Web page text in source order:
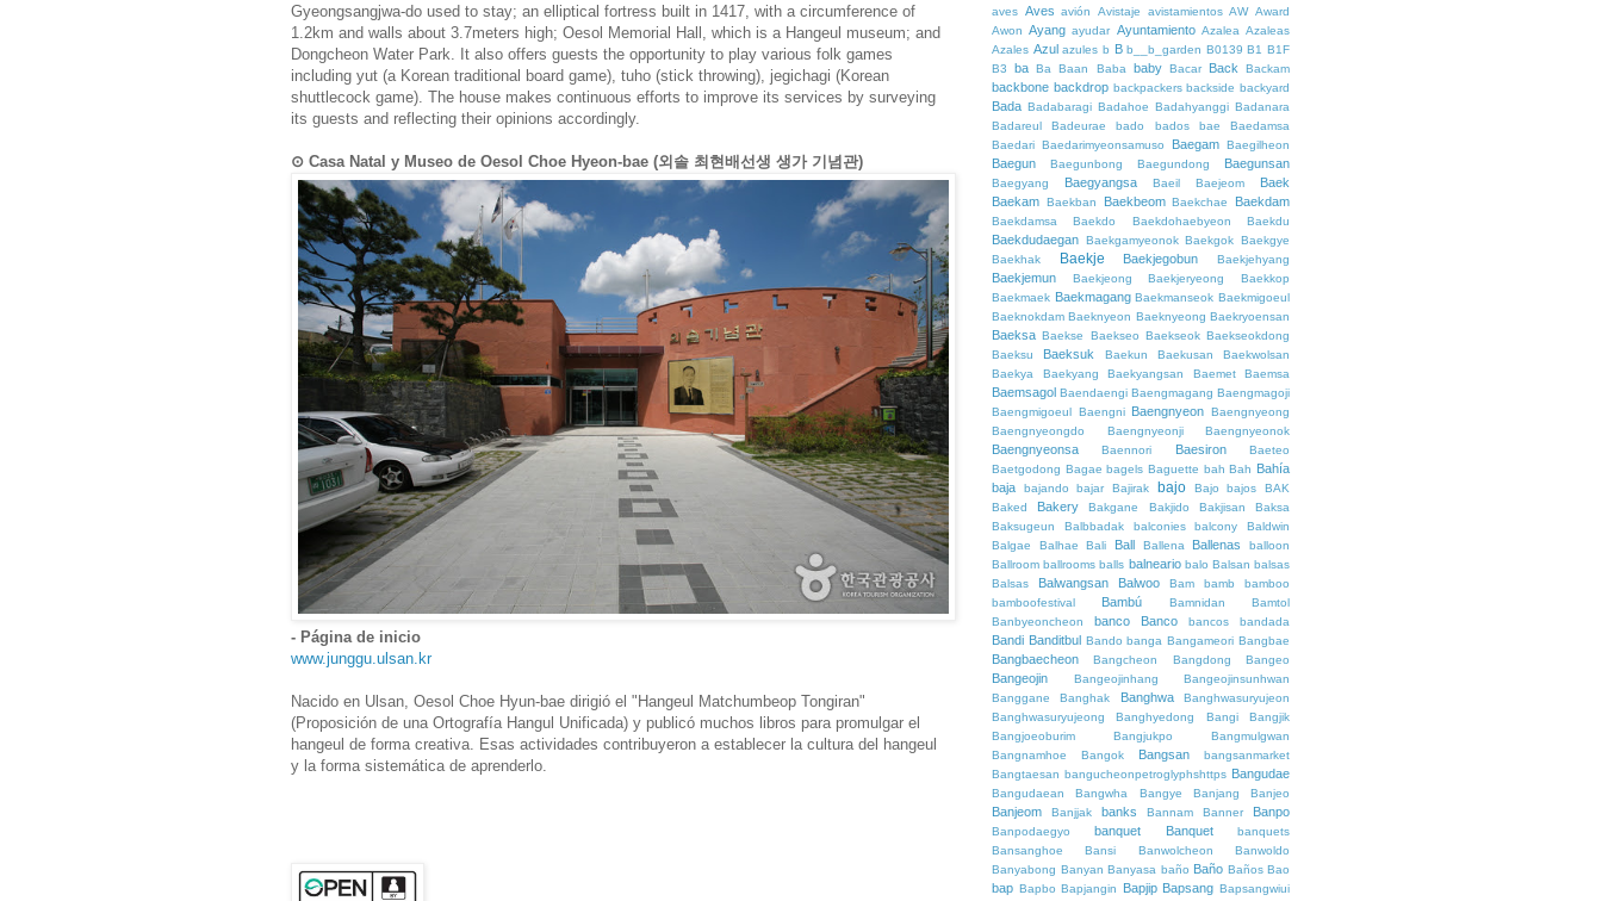
Gyeongsangjwa-do used to stay; an elliptical fortress built in 1417, with a circumference of
1.2km and walls about 3.7meters high; Oesol Memorial Hall, which is a Hangeul museum; and
Dongcheon Water Park. It also offers guests the opportunity to play various folk games
including yut (a Korean traditional board game), tuho (stick throwing), jegichagi (Korean
shuttlecock game). The house makes continuous efforts to improve its services by surveying
its guests and reflecting their opinions accordingly.
⊙ Casa Natal y Museo de Oesol Choe Hyeon-bae (외솔 최현배선생 생가 기념관)
- Página de inicio
www.junggu.ulsan.kr
Nacido en Ulsan, Oesol Choe Hyun-bae dirigió el "Hangeul Matchumbeop Tongiran"
(Proposición de una Ortografía Hangul Unificada) y publicó muchos libros para promulgar el
hangeul de forma creativa. Esas actividades contribuyeron a establecer la cultura del hangeul
y la forma sistemática de aprenderlo.
aves Aves avión Avistaje avistamientos AW Award
Awon Ayang ayudar Ayuntamiento Azalea Azaleas
Azales Azul azules b B b__b_garden B0139 B1 B1F
B3
ba Ba Baan Baba baby Bacar Back Backam
backbone backdrop backpackers backside backyard
Bada Badabaragi Badahoe Badahyanggi Badanara
Badareul
Badeurae bado bados bae
Baedamsa
Baedari Baedarimyeonsamuso Baegam Baegilheon
Baegun Baegunbong Baegundong Baegunsan
Baegyang Baegyangsa Baeil Baejeom
Baek
Baekam Baekban Baekbeom Baekchae Baekdam
Baekdamsa Baekdo Baekdohaebyeon Baekdu
Baekdudaegan Baekgamyeonok Baekgok Baekgye
Baekhak
Baekje Baekjegobun Baekjehyang
Baekjemun Baekjeong Baekjeryeong
Baekkop
Baekmaek Baekmagang Baekmanseok Baekmigoeul
Baeknokdam Baeknyeon Baeknyeong Baekryoensan
Baeksa Baekse Baekseo Baekseok Baekseokdong
Baeksu
Baeksuk Baekun Baekusan
Baekwolsan
Baekya
Baekyang Baekyangsan Baemet Baemsa
Baemsagol Baendaengi Baengmagang Baengmagoji
Baengmigoeul Baengni Baengnyeon Baengnyeong
Baengnyeongdo
Baengnyeonji Baengnyeonok
Baengnyeonsa Baennori Baesiron
Baeteo
Baetgodong Bagae bagels Baguette bah Bah Bahía
baja
bajando bajar Bajirak bajo Bajo bajos
BAK
Baked
Bakery Bakgane Bakjido Bakjisan
Baksa
Baksugeun
Balbbadak balconies balcony
Baldwin
Balgae
Balhae Bali Ball Ballena Ballenas
balloon
Ballroom ballrooms balls balneario balo Balsan balsas
Balsas
Balwangsan Balwoo Bam bamb
bamboo
bamboofestival
Bambú Bamnidan
Bamtol
Banbyeoncheon
banco Banco bancos bandada
Bandi Banditbul Bando banga Bangameori Bangbae
Bangbaecheon Bangcheon Bangdong Bangeo
Bangeojin Bangeojinhang
Bangeojinsunhwan
Banggane
Banghak Banghwa
Banghwasuryujeon
Banghwasuryujeong
Banghyedong Bangi
Bangjik
Bangjoeoburim
Bangjukpo
Bangmulgwan
Bangnamhoe
Bangok Bangsan
bangsanmarket
Bangtaesan bangucheonpetroglyphshttps Bangudae
Bangudaean Bangwha Bangye Banjang Banjeo
Banjeom Banjjak banks Bannam Banner Banpo
Banpodaegyo banquet Banquet
banquets
Bansanghoe
Bansi Banwolcheon
Banwoldo
Banyabong Banyan Banyasa baño Baño Baños Bao
bap Bapbo Bapjangin Bapjip Bapsang Bapsangwiui